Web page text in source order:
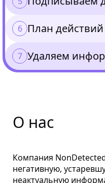
План действий
Удаляем
О нас
Компания
негативную,
неактуальную